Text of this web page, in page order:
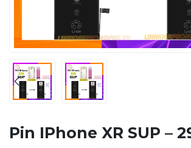
Pin IPhone XR SUP –